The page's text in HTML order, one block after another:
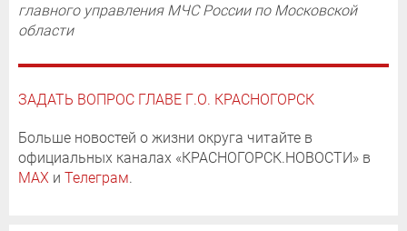
главного управления МЧС России по Московской
области
ЗАДАТЬ ВОПРОС ГЛАВЕ Г.О. КРАСНОГОРСК
Больше новостей о жизни округа читайте в
официальных каналах «КРАСНОГОРСК.НОВОСТИ» в
MAX и Телеграм.